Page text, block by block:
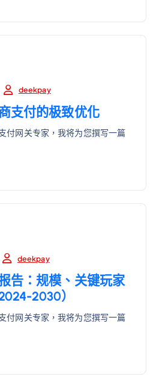
deekpay
支付的极致优化
付网关专家，我将为您撰写一篇
deekpay
告：规模、关键玩家
2030）
付网关专家，我将为您撰写一篇